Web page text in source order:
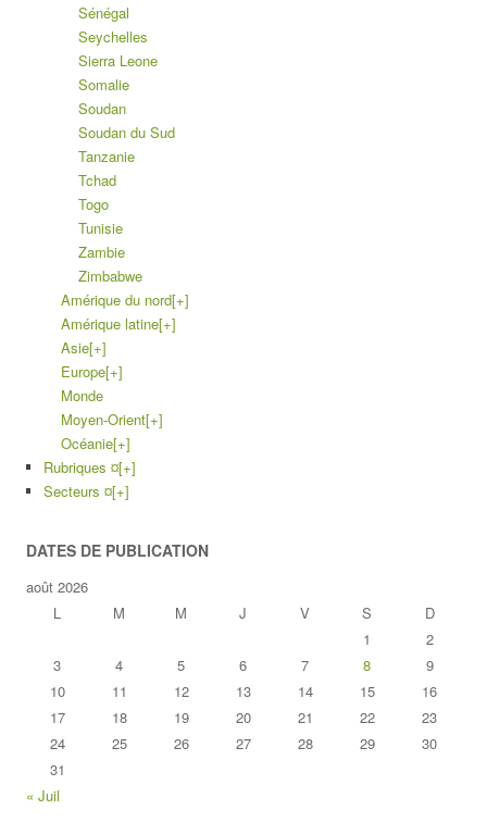
Sénégal
Seychelles
Sierra Leone
Somalie
Soudan
Soudan du Sud
Tanzanie
Tchad
Togo
Tunisie
Zambie
Zimbabwe
Amérique du nord[+]
Amérique latine[+]
Asie[+]
Europe[+]
Monde
Moyen-Orient[+]
Océanie[+]
Rubriques ¤[+]
Secteurs ¤[+]
DATES DE PUBLICATION
août 2026
L
M M J V S
D
1
2
3
4 5 6 7 8
9
10
11 12 13 14 15
16
17
18 19 20 21 22
23
24
25 26 27 28 29
30
31
« Juil